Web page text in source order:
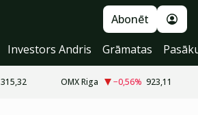
Abonēt
Investors Andris Grāmatas
315,32 OMX Riga −0,56% 923,11